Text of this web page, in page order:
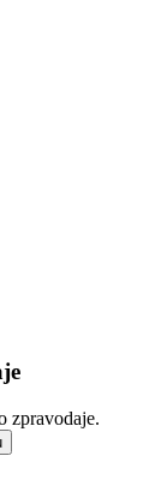
zpravodaje.